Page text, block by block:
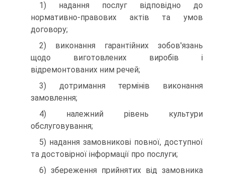
1) надання послуг відповідно до
нормативно-правових актів та умов
договору;
2) виконання гарантійних зобов'язань
щодо виготовле­них виробів і
відремонтованих ним речей;
3) дотримання термінів виконання
замовлення;
4) належний рівень культури
обслуговування;
5) надання замовникові повної, доступної
та достовірної інформації про послуги;
6) збереження прийнятих від замовника